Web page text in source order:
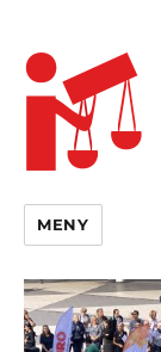
MENY